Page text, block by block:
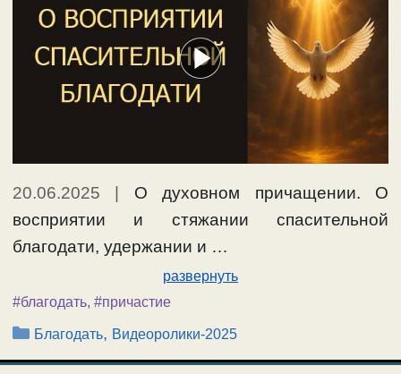
20.06.2025
О духовном причащении. О
восприятии и стяжании спасительной
благодати, удержании и …
развернуть
#благодать, #причастие
Рубрики
Благодать, Видеоролики-2025